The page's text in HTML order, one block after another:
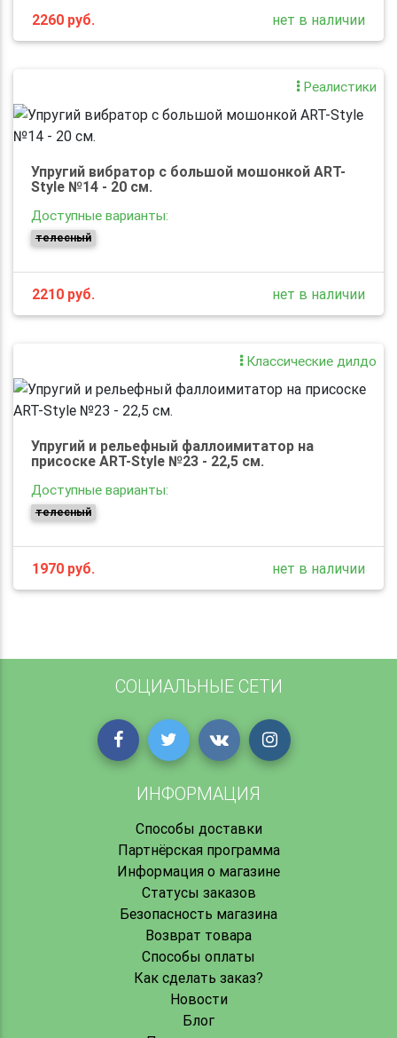
2260 руб. нет в наличии
Реалистики
Упругий вибратор с большой мошонкой ART-
Style №14 - 20 см.
Доступные варианты:
телесный
2210 руб. нет в наличии
Классические дилдо
Упругий и рельефный фаллоимитатор на
присоске ART-Style №23 - 22,5 см.
Доступные варианты:
телесный
1970 руб. нет в наличии
СОЦИАЛЬНЫЕ СЕТИ
ИНФОРМАЦИЯ
Способы доставки
Партнёрская программа
Информация о магазине
Статусы заказов
Безопасность магазина
Возврат товара
Способы оплаты
Как сделать заказ?
Новости
Блог